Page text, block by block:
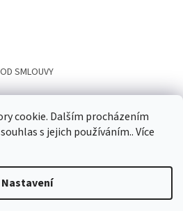
cookie. Dalším procházením
s jejich používáním.. Více
Nastavení
SMLOUVY
ÚDAJŮ
Vytvořil Shoptet